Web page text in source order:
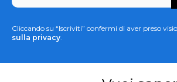
Cliccando su “Iscriviti” confermi di aver preso
sulla privacy